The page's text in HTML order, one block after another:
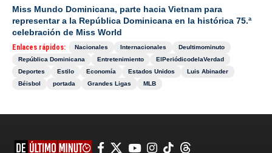
Miss Mundo Dominicana, parte hacia Vietnam para
representar a la República Dominicana en la histórica 75.ª
celebración de Miss World
Enlaces rápidos: Nacionales Internacionales
Deultimominuto
República Dominicana
Entretenimiento
ElPeriódicodelaVerdad
Deportes
Estilo Economía Estados Unidos
Luis Abinader
Béisbol
portada Grandes Ligas MLB